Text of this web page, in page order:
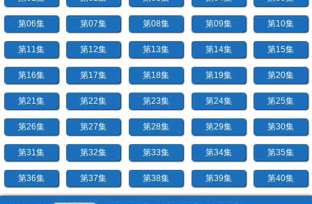
第06集 第07集 第08集 第09集 第10集
第11集 第12集 第13集 第14集 第15集
第16集 第17集 第18集 第19集 第20集
第21集 第22集 第23集 第24集 第25集
第26集 第27集 第28集 第29集 第30集
第31集 第32集 第33集 第34集 第35集
第36集 第37集 第38集 第39集 第40集